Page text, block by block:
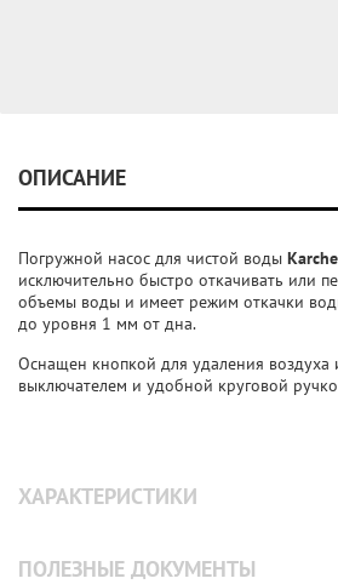
ОПИСАНИЕ
Погружной насос для чистой воды
исключительно быстро откачивать или
объемы воды и имеет режим откачки
до уровня 1 мм от дна.
Оснащен кнопкой для удаления воздуха
выключателем и удобной круговой
ХАРАКТЕРИСТИКИ
ПОЛЕЗНЫЕ ДОКУМЕНТЫ